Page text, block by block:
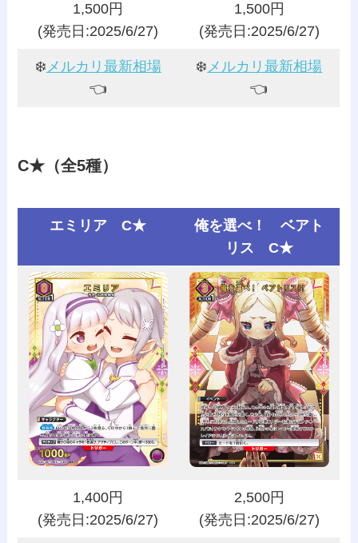
1,500円
(発売日:2025/6/27)
1,500円
(発売日:2025/6/27)
❄️メルカリ最新相場
👈️
❄️メルカリ最新相場
👈️
C★（全5種）
エミリア C★
俺を選べ！ ベアト
リス C★
1,400円
(発売日:2025/6/27)
2,500円
(発売日:2025/6/27)